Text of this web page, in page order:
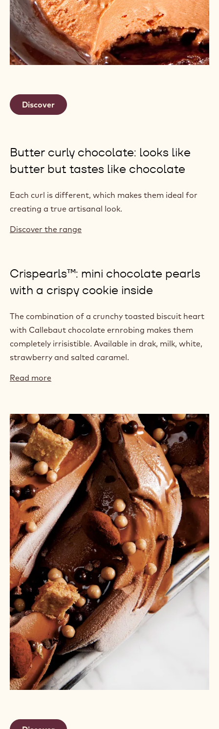
Discover
Butter curly chocolate: looks like
butter but tastes like chocolate
Each curl is different, which makes them ideal for
creating a true artisanal look.
Discover the range
Crispearls™: mini chocolate pearls
with a crispy cookie inside
The combination of a crunchy toasted biscuit heart
with Callebaut chocolate ernrobing makes them
completely irrisistible. Available in drak, milk, white,
strawberry and salted caramel.
Read more